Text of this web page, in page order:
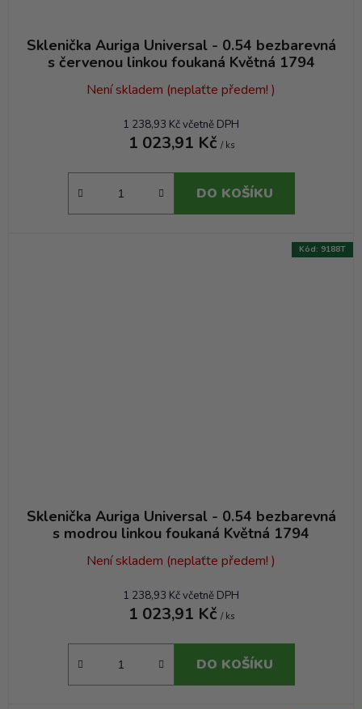
Sklenička Auriga Universal - 0.54 bezbarevná
s červenou linkou foukaná Květná 1794
Není skladem (neplaťte předem! )
1 238,93 Kč včetně DPH
1 023,91 Kč / ks
DO KOŠÍKU
Sklenička Auriga Universal - 0.54 bezbarevná
s modrou linkou foukaná Květná 1794
Není skladem (neplaťte předem! )
1 238,93 Kč včetně DPH
1 023,91 Kč / ks
DO KOŠÍKU
Kód: 9188T